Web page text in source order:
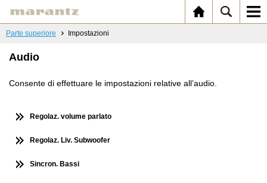
Parte superiore Impostazioni
Audio
Consente di effettuare le impostazioni relative all’audio.
Regolaz. volume parlato
Regolaz. Liv. Subwoofer
Sincron. Bassi